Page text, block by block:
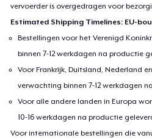
vervoerder is overgedragen voor
Estimated Shipping Timelines: EU-
Bestellingen voor het Verenigd
binnen 7-12 werkdagen na productie
Voor Frankrijk, Duitsland, Nederland
verwachting binnen 7-12 werkdagen
Voor alle andere landen in Europa
10-16 werkdagen na productie
Voor internationale bestellingen die